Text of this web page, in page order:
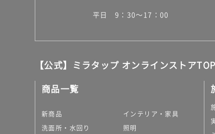
屋内床タイル
テラコッタ調タイル
キッチン
平日 9：30～17：00
【公式】ミラタップ オンラインストアTOP
商品一覧
新商品
洗面所・水回り
インテリア・家具
照明